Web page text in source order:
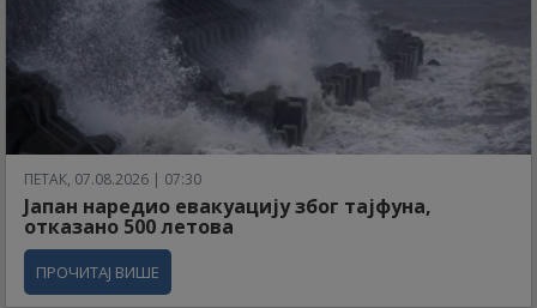
ПЕТАК, 07.08.2026 | 07:30
Јапан наредио евакуацију због тајфуна,
отказано 500 летова
ПРОЧИТАЈ ВИШЕ